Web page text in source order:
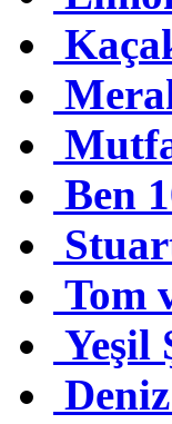
Ben
Tom
Yeşil